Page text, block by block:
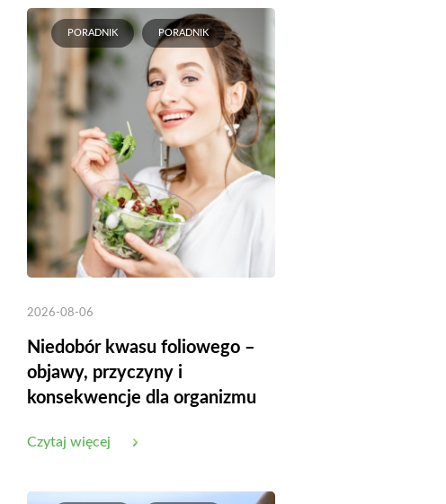
PORADNIK PORADNIK
2026-08-06
Niedobór kwasu foliowego –
objawy, przyczyny i
konsekwencje dla organizmu
Czytaj więcej